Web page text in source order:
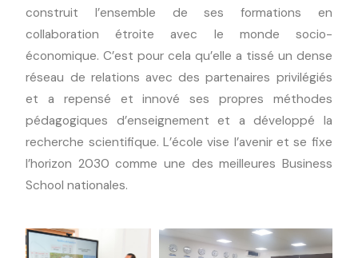
construit l’ensemble de ses formations en
collaboration étroite avec le monde socio-
économique. C’est pour cela qu’elle a tissé un dense
réseau de relations avec des partenaires privilégiés
et a repensé et innové ses propres méthodes
pédagogiques d’enseignement et a développé la
recherche scientifique. L’école vise l’avenir et se fixe
l’horizon 2030 comme une des meilleures Business
School nationales.